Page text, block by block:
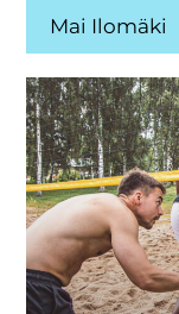
Mai Ilomäki